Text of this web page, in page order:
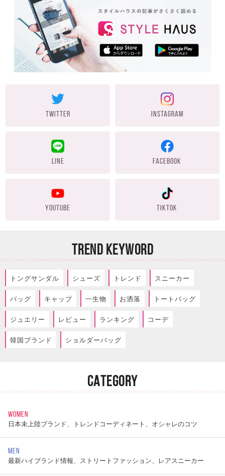
TWITTER INSTAGRAM
LINE FACEBOOK
YOUTUBE TIKTOK
TREND KEYWORD
トングサンダル シューズ トレンド スニーカー
バッグ キャップ 一生物 お洒落 トートバッグ
ジュエリー レビュー ランキング コーデ
韓国ブランド ショルダーバッグ
CATEGORY
WOMEN
日本未上陸ブランド、トレンドコーディネート、オシャレのコツ
MEN
最新ハイブランド情報、ストリートファッション、レアスニーカー